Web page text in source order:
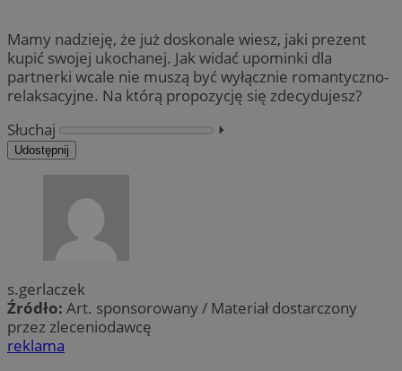
Mamy nadzieję, że już doskonale wiesz, jaki prezent
kupić swojej ukochanej. Jak widać upominki dla
partnerki wcale nie muszą być wyłącznie romantyczno-
relaksacyjne. Na którą propozycję się zdecydujesz?
Słuchaj
⏵︎
Udostępnij
s.gerlaczek
Źródło: Art. sponsorowany / Materiał dostarczony
przez zleceniodawcę
reklama